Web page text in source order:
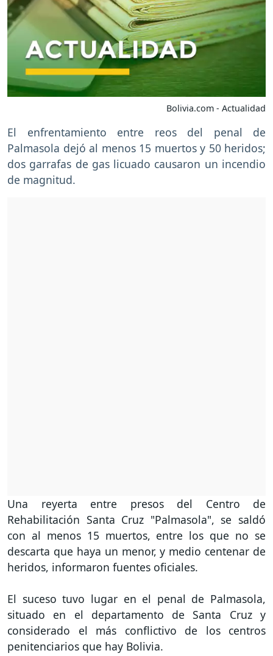
Bolivia.com - Actualidad
El enfrentamiento entre reos del penal de
Palmasola dejó al menos 15 muertos y 50 heridos;
dos garrafas de gas licuado causaron un incendio
de magnitud.
Una reyerta entre presos del Centro de
Rehabilitación Santa Cruz "Palmasola", se saldó
con al menos 15 muertos, entre los que no se
descarta que haya un menor, y medio centenar de
heridos, informaron fuentes oficiales.
El suceso tuvo lugar en el penal de Palmasola,
situado en el departamento de Santa Cruz y
considerado el más conflictivo de los centros
penitenciarios que hay Bolivia.